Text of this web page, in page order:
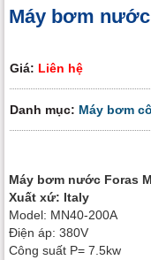
Máy bơm nước
Giá: Liên hệ
Danh mục: Máy bơm
Máy bơm nước Foras
Xuất xứ: Italy
Model: MN40-200A
Điện áp: 380V
Công suất P= 7.5kw